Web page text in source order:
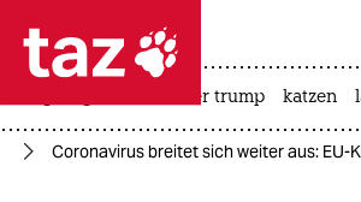
 taz zahl ich
taz zahl ich
usa unter trump katzen
Coronavirus breitet sich weiter aus: